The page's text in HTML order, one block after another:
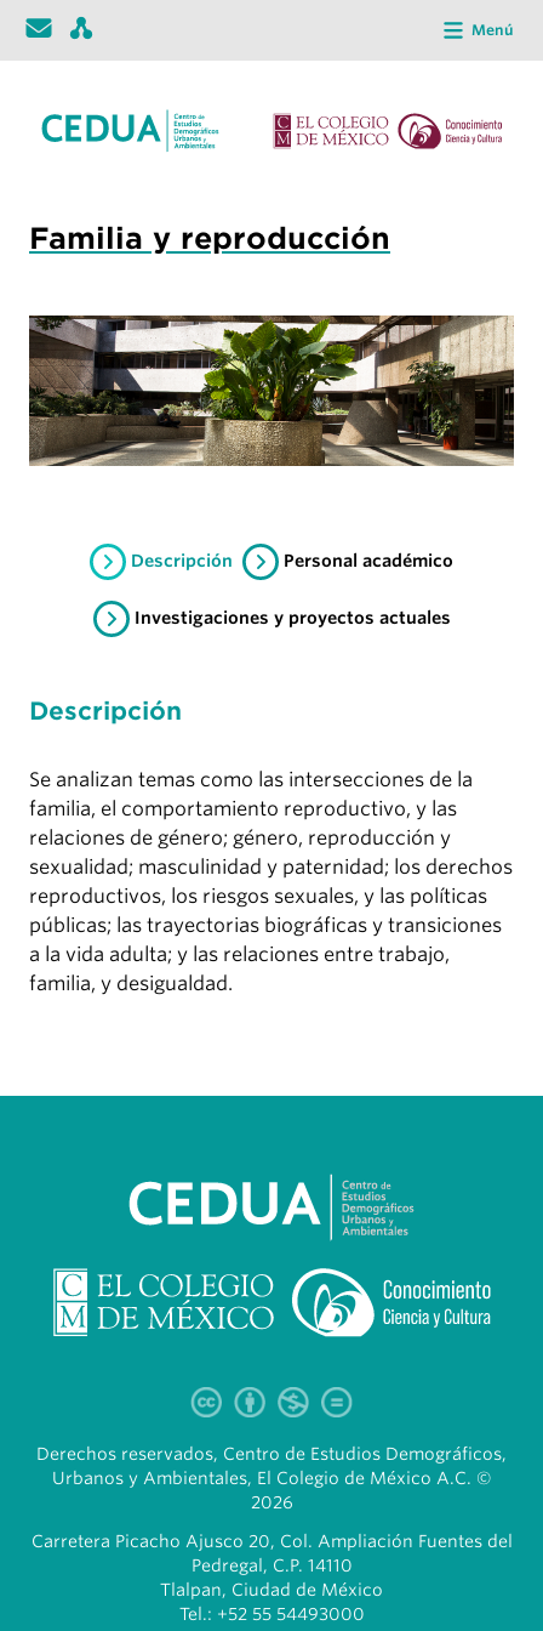
Menú
Familia y reproducción
Descripción Personal académico
Investigaciones y proyectos actuales
Descripción
Se analizan temas como las intersecciones de la
familia, el comportamiento reproductivo, y las
relaciones de género; género, reproducción y
sexualidad; masculinidad y paternidad; los derechos
reproductivos, los riesgos sexuales, y las políticas
públicas; las trayectorias biográficas y transiciones
a la vida adulta; y las relaciones entre trabajo,
familia, y desigualdad.
Derechos reservados, Centro de Estudios Demográficos,
Urbanos y Ambientales, El Colegio de México A.C. ©
2026
Carretera Picacho Ajusco 20, Col. Ampliación Fuentes del
Pedregal, C.P. 14110
Tlalpan, Ciudad de México
Tel.: +52 55 54493000